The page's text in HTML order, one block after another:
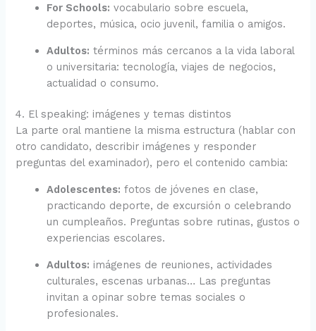
For Schools: vocabulario sobre escuela,
deportes, música, ocio juvenil, familia o amigos.
Adultos: términos más cercanos a la vida laboral
o universitaria: tecnología, viajes de negocios,
actualidad o consumo.
4. El speaking: imágenes y temas distintos
La parte oral mantiene la misma estructura (hablar con
otro candidato, describir imágenes y responder
preguntas del examinador), pero el contenido cambia:
Adolescentes: fotos de jóvenes en clase,
practicando deporte, de excursión o celebrando
un cumpleaños. Preguntas sobre rutinas, gustos o
experiencias escolares.
Adultos: imágenes de reuniones, actividades
culturales, escenas urbanas… Las preguntas
invitan a opinar sobre temas sociales o
profesionales.